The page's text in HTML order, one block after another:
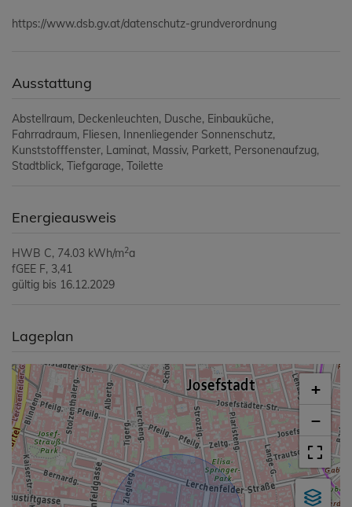
https://www.dsb.gv.at/datenschutz-grundverordnung
Ausstattung
Abstellraum Deckenleuchten Dusche Einbauküche
Fahrradraum Fliesen
Innenliegender Sonnenschutz
Kunststofffenster Laminat Massiv Parkett Personenaufzug
Stadtblick Tiefgarage Toilette
Energieausweis
HWB C, 74.03 kWh/m2a
fGEE F, 3,41
gültig bis 16.12.2029
Lageplan
+
−